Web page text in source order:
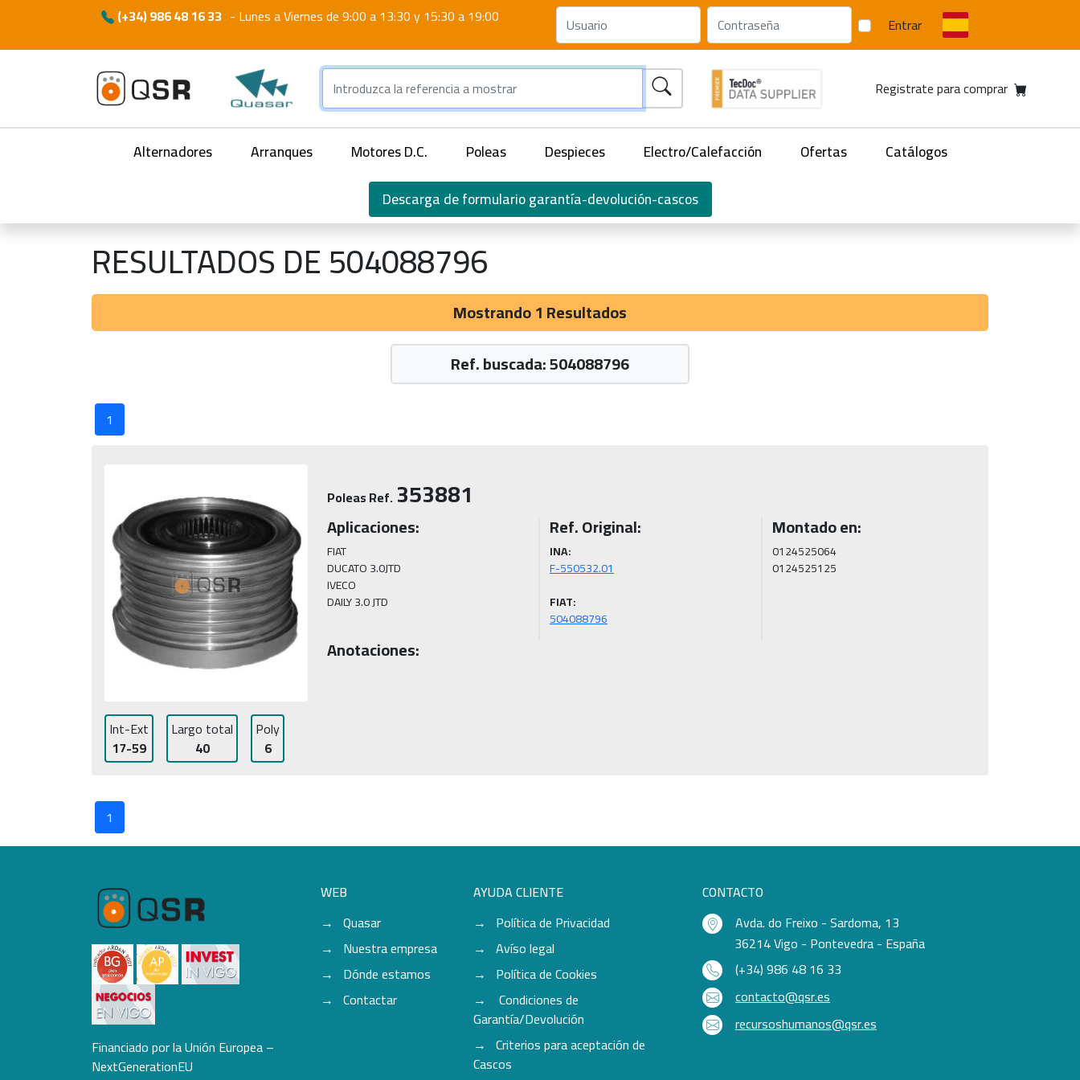
(+34) 986 48 16 33 - Lunes a Viernes de 9:00 a 13:30 y 15:30 a 19:00 Entrar
Registrate para comprar
Alternadores Arranques Motores D.C. Poleas Despieces Electro/Calefacción Ofertas
Catálogos
Descarga de formulario garantía-devolución-cascos
RESULTADOS DE 504088796
Mostrando 1 Resultados
Ref. buscada: 504088796
1
Int-Ext
17-59
Largo total
40
Poly
6
Poleas Ref. 353881
Aplicaciones:
FIAT
DUCATO 3.0JTD
IVECO
DAILY 3.0 JTD
Ref. Original:
INA:
F-550532.01
FIAT:
504088796
Montado en:
0124525064
0124525125
Anotaciones:
1
Financiado por la Unión Europea –
NextGenerationEU
WEB
Quasar
Nuestra empresa
Dónde estamos
Contactar
AYUDA CLIENTE
Política de Privacidad
Avíso legal
Política de Cookies
Condiciones de
Garantía/Devolución
Criterios para aceptación de
Cascos
CONTACTO
Avda. do Freixo - Sardoma, 13
36214 Vigo - Pontevedra - España
(+34) 986 48 16 33
contacto@qsr.es
recursoshumanos@qsr.es